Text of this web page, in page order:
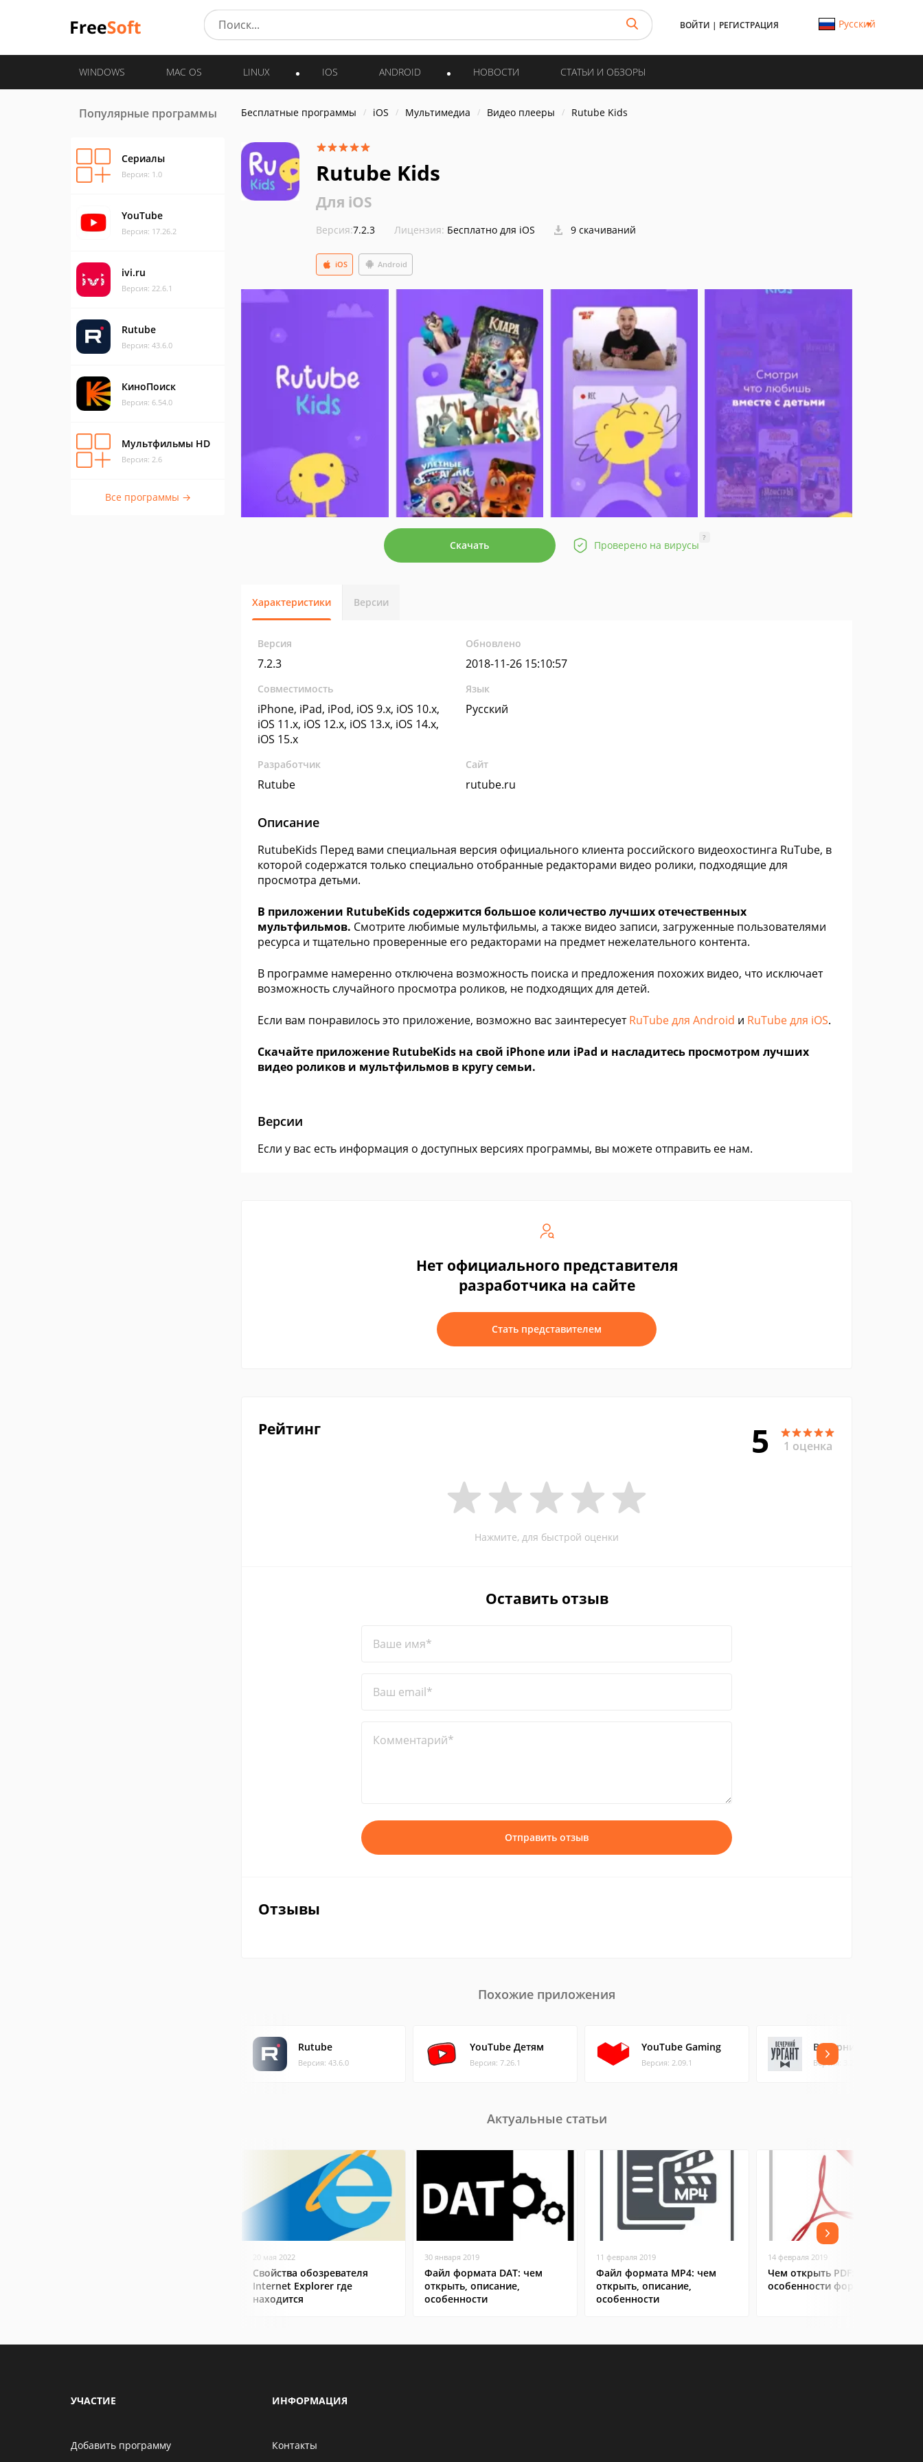
ВОЙТИ | РЕГИСТРАЦИЯ Русский
WINDOWS MAC OS LINUX IOS ANDROID НОВОСТИ СТАТЬИ И ОБЗОРЫ
Популярные программы
Сериалы
Версия: 1.0
YouTube
Версия: 17.26.2
ivi.ru
Версия: 22.6.1
Rutube
Версия: 43.6.0
КиноПоиск
Версия: 6.54.0
Мультфильмы HD
Версия: 2.6
Все программы →
Бесплатные программы iOS Мультимедиа Видео плееры Rutube Kids
Rutube Kids
Для iOS
Версия:7.2.3 Лицензия: Бесплатно для iOS 9 скачиваний
Android
iOS
Скачать Проверено на вирусы
?
Характеристики Версии
Версия
7.2.3
Обновлено
2018-11-26 15:10:57
Совместимость
iPhone, iPad, iPod, iOS 9.x, iOS 10.x,
iOS 11.x, iOS 12.x, iOS 13.x, iOS 14.x,
iOS 15.x
Язык
Русский
Разработчик
Rutube
Сайт
rutube.ru
Описание
RutubeKids Перед вами специальная версия официального клиента российского видеохостинга RuTube, в
которой содержатся только специально отобранные редакторами видео ролики, подходящие для
просмотра детьми.
В приложении RutubeKids содержится большое количество лучших отечественных
мультфильмов. Смотрите любимые мультфильмы, а также видео записи, загруженные пользователями
ресурса и тщательно проверенные его редакторами на предмет нежелательного контента.
В программе намеренно отключена возможность поиска и предложения похожих видео, что исключает
возможность случайного просмотра роликов, не подходящих для детей.
Если вам понравилось это приложение, возможно вас заинтересуетRuTube для Android и RuTube для iOS.
Скачайте приложение RutubeKids на свой iPhone или iPad и насладитесь просмотром лучших
видео роликов и мультфильмов в кругу семьи.
Версии
Если у вас есть информация о доступных версиях программы, вы можете отправить ее нам.
Нет официального представителя
разработчика на сайте
Стать представителем
Рейтинг 5 1 оценка
Нажмите, для быстрой оценки
Оставить отзыв
Ваше имя*
Ваш email*
Комментарий*
Отправить отзыв
Отзывы
Похожие приложения
Rutube
Версия: 43.6.0
YouTube Детям
Версия: 7.26.1
YouTube Gaming
Версия: 2.09.1
Вечерний Ургант
Версия: 3.2
Актуальные статьи
20 мая 2022
Свойства обозревателя
Internet Explorer где
находится
30 января 2019
Файл формата DAT: чем
открыть, описание,
особенности
11 февраля 2019
Файл формата MP4: чем
открыть, описание,
особенности
14 февраля 2019
Чем открыть PDF:
особенности формата
УЧАСТИЕ
Добавить программу
ИНФОРМАЦИЯ
Контакты